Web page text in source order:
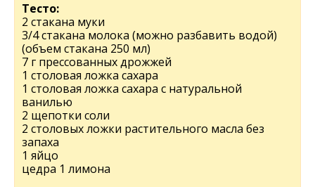
Тесто:
2 стакана муки
3/4 стакана молока (можно разбавить водой)
(объем стакана 250 мл)
7 г прессованных дрожжей
1 столовая ложка сахара
1 столовая ложка сахара с натуральной
ванилью
2 щепотки соли
2 столовых ложки растительного масла без
запаха
1 яйцо
цедра 1 лимона